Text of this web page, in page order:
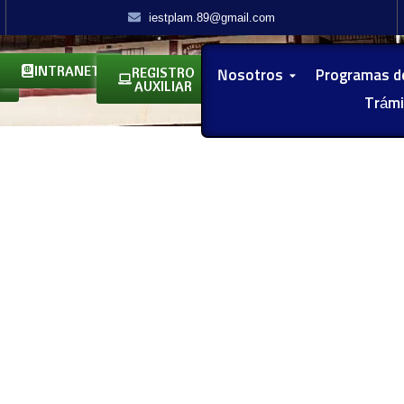
iestplam.89@gmail.com
INTRANET REGISTRO
AUXILIAR
Nosotros Programas